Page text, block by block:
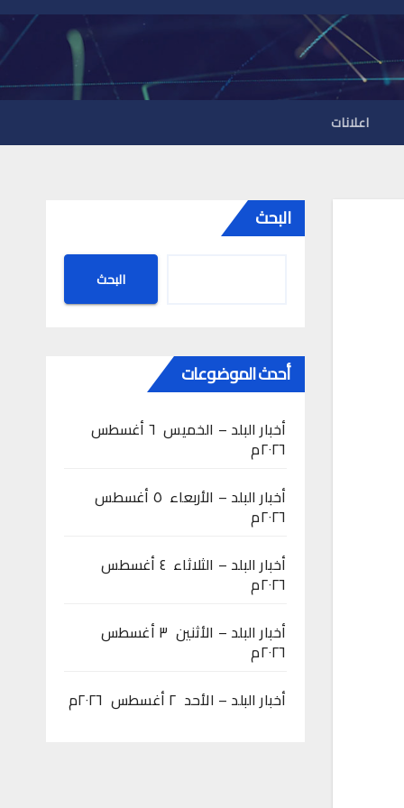
اعلانات
البحث
البحث
أحدث الموضوعات
أخبار البلد – الخميس ٦ أغسطس
٢٠٢٦م
أخبار البلد – الأربعاء ٥ أغسطس
٢٠٢٦م
أخبار البلد – الثلاثاء ٤ أغسطس
٢٠٢٦م
أخبار البلد – الأثنين ٣ أغسطس
٢٠٢٦م
أخبار البلد – الأحد ٢ أغسطس ٢٠٢٦م